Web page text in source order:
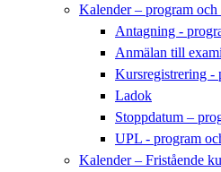
Kalender – program
Antagning -
Anmälan till
Kursregistrering -
Ladok
Stoppdatum –
UPL - program
Kalender – Fristående